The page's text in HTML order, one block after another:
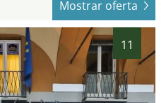
Mostrar oferta
11